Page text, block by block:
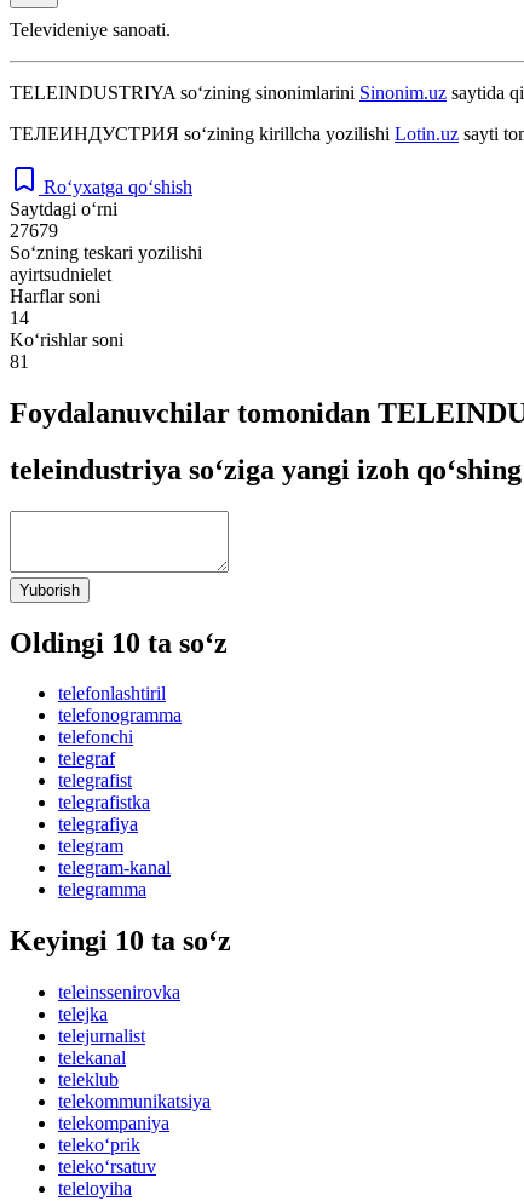
Televideniye sanoati.
TELEINDUSTRIYA so‘zining sinonimlarini Sinonim.uz saytida
ТЕЛЕИНДУСТРИЯ so‘zining kirillcha yozilishi Lotin.uz sayti
Ro‘yxatga qo‘shish
Saytdagi o‘rni
27679
So‘zning teskari yozilishi
ayirtsudnielet
Harflar soni
14
Ko‘rishlar soni
81
Foydalanuvchilar tomonidan
teleindustriya so‘ziga yangi izoh qo‘shing
Yuborish
Oldingi 10 ta so‘z
telefonlashtiril
telefonogramma
telefonchi
telegraf
telegrafist
telegrafistka
telegrafiya
telegram
telegram-kanal
telegramma
Keyingi 10 ta so‘z
teleinssenirovka
telejka
telejurnalist
telekanal
teleklub
telekommunikatsiya
telekompaniya
teleko‘prik
teleko‘rsatuv
teleloyiha